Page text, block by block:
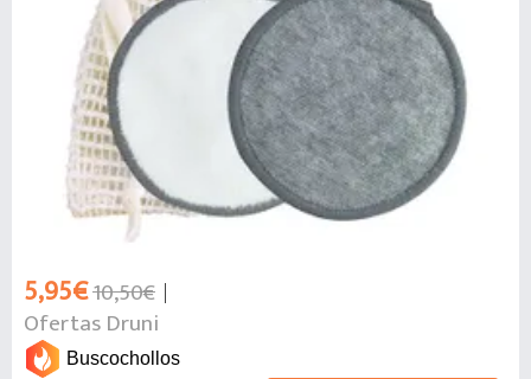
5,95€10,50€
Ofertas Druni
Buscochollos